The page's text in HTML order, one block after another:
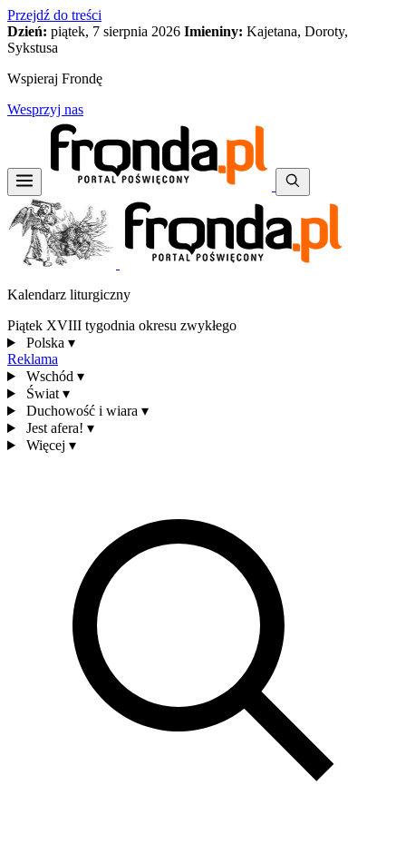
Przejdź do treści
Dzień: piątek, 7 sierpnia 2026 Imieniny: Kajetana, Doroty,
Sykstusa
Wspieraj Frondę
Wesprzyj nas
Kalendarz liturgiczny
Piątek XVIII tygodnia okresu zwykłego
Polska ▾
Reklama
Wschód ▾
Świat ▾
Duchowość i wiara ▾
Jest afera! ▾
Więcej ▾